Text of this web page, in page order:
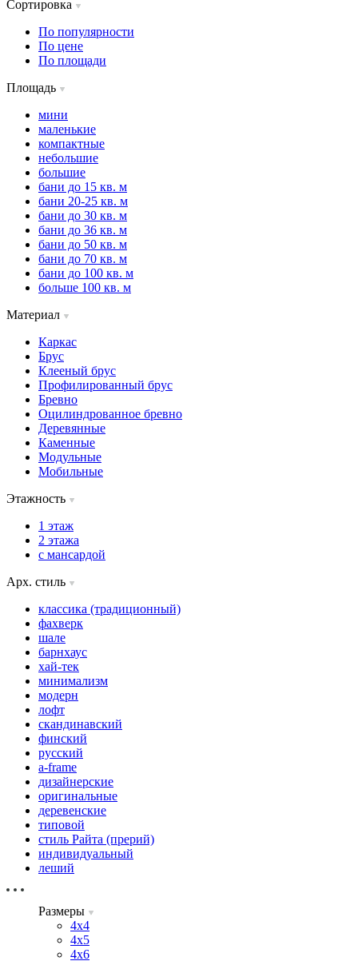
Сортировка
По популярности
По цене
По площади
Площадь
мини
маленькие
компактные
небольшие
большие
бани до 15 кв. м
бани 20-25 кв. м
бани до 30 кв. м
бани до 36 кв. м
бани до 50 кв. м
бани до 70 кв. м
бани до 100 кв. м
больше 100 кв. м
Материал
Каркас
Брус
Клееный брус
Профилированный брус
Бревно
Оцилиндрованное бревно
Деревянные
Каменные
Модульные
Мобильные
Этажность
1 этаж
2 этажа
с мансардой
Арх. стиль
классика (традиционный)
фахверк
шале
барнхаус
хай-тек
минимализм
модерн
лофт
скандинавский
финский
русский
a-frame
дизайнерские
оригинальные
деревенские
типовой
стиль Райта (прерий)
индивидуальный
леший
Размеры
4х4
4х5
4х6